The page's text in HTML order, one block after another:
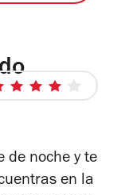
4
estrellas
de noche y te
en la